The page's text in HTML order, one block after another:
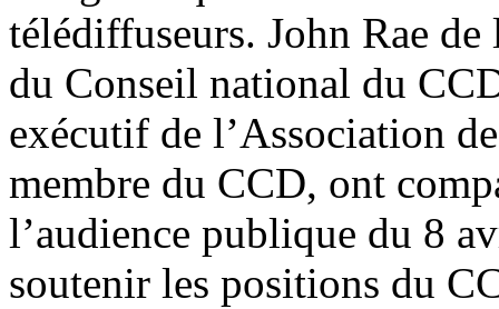
télédiffuseurs. John Rae
du Conseil national du
exécutif de l’Association
membre du CCD, ont
l’audience publique du 8
soutenir les positions du